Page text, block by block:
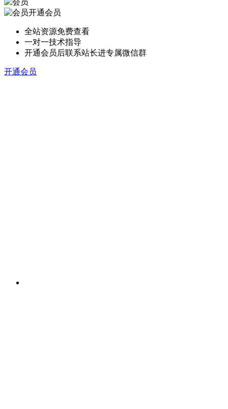
开通会员
全站资源免费查看
一对一技术指导
开通会员后联系站长进专属微信群
开通会员